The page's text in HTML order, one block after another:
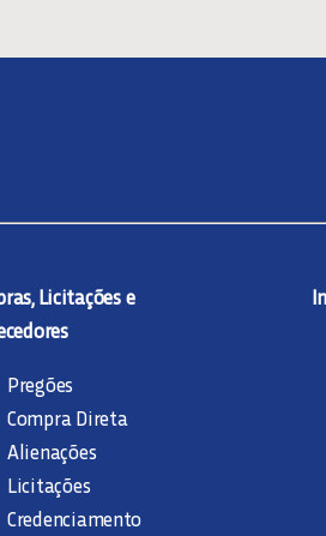
Licitações e
Pregões
Compra Direta
Alienações
Licitações
Credenciamento